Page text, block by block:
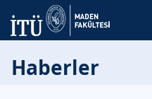
Haberler